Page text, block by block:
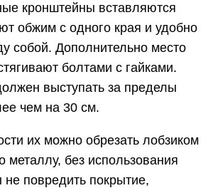
кронштейны вставляются
обжим с одного края и удобно
собой. Дополнительно место
болтами с гайками.
выступать за пределы
чем на 30 см.
их можно обрезать лобзиком
металлу, без использования
не повредить покрытие,